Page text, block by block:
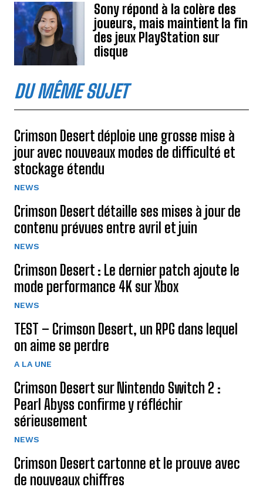
Sony répond à la colère des
joueurs, mais maintient la fin
des jeux PlayStation sur
disque
DU MÊME SUJET
Crimson Desert déploie une grosse mise à
jour avec nouveaux modes de difficulté et
stockage étendu
NEWS
Crimson Desert détaille ses mises à jour de
contenu prévues entre avril et juin
NEWS
Crimson Desert : Le dernier patch ajoute le
mode performance 4K sur Xbox
NEWS
TEST – Crimson Desert, un RPG dans lequel
on aime se perdre
A LA UNE
Crimson Desert sur Nintendo Switch 2 :
Pearl Abyss confirme y réfléchir
sérieusement
NEWS
Crimson Desert cartonne et le prouve avec
de nouveaux chiffres